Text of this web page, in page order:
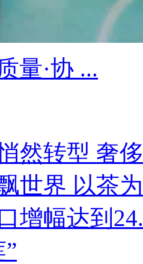
量·协 ...
然转型 奢
世界 以茶
增幅达到